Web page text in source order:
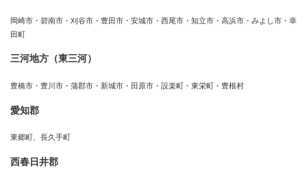
岡崎市・碧南市・刈谷市・豊田市・安城市・西尾市・知立市・高浜市・みよし市・幸
田町
三河地方（東三河）
豊橋市・豊川市・蒲郡市・新城市・田原市・設楽町・東栄町・豊根村
愛知郡
東郷町、長久手町
西春日井郡